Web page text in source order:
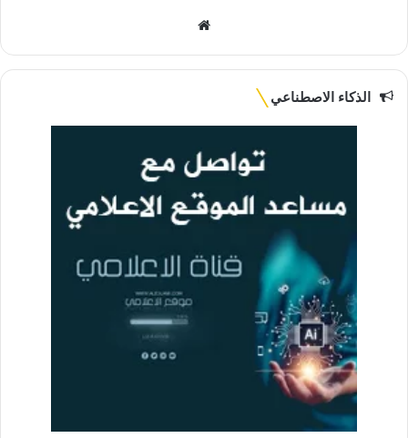
الذكاء الاصطناعي